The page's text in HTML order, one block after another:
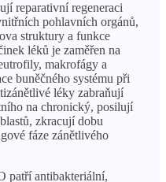
reparativní regeneraci
pohlavních orgánů,
struktury a funkce
léků je zaměřen na
makrofágy a
buněčného systému při
léky zabraňují
na chronický, posilují
zkracují dobu
fáze zánětlivého
patří antibakteriální,